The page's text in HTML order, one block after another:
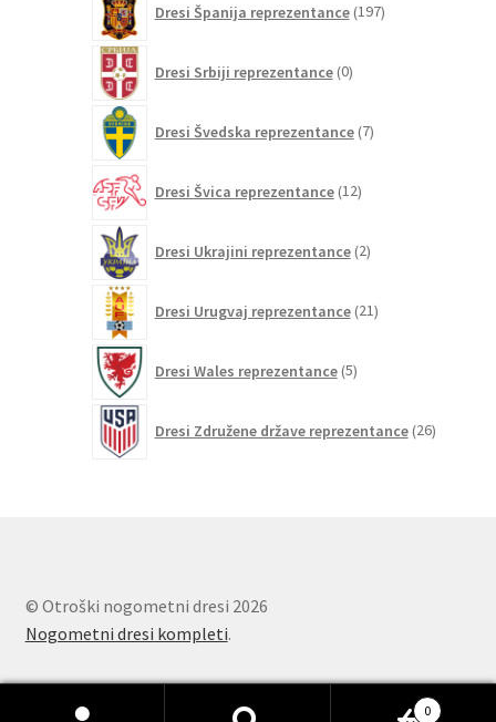
Dresi Španija reprezentance 197izdelkov
Dresi Srbiji reprezentance 0izdelkov
Dresi Švedska reprezentance 7izdelkov
Dresi Švica reprezentance 12izdelkov
Dresi Ukrajini reprezentance 2izdelka
Dresi Urugvaj reprezentance 21izdelkov
Dresi Wales reprezentance 5izdelkov
Dresi Združene države reprezentance 26izdelkov
© Otroški nogometni dresi 2026
Nogometni dresi kompleti.
0